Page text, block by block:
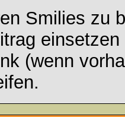
Smilies zu
(wenn